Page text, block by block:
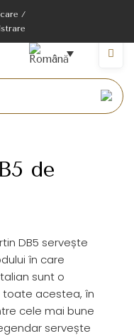
/
de
DB5 servește
în care
sunt o
toate acestea, în
cele mai bune
servește